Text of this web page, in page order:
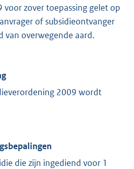
voor zover toepassing gelet op
of subsidieontvanger
overwegende aard.
2009 wordt
die zijn ingediend voor 1